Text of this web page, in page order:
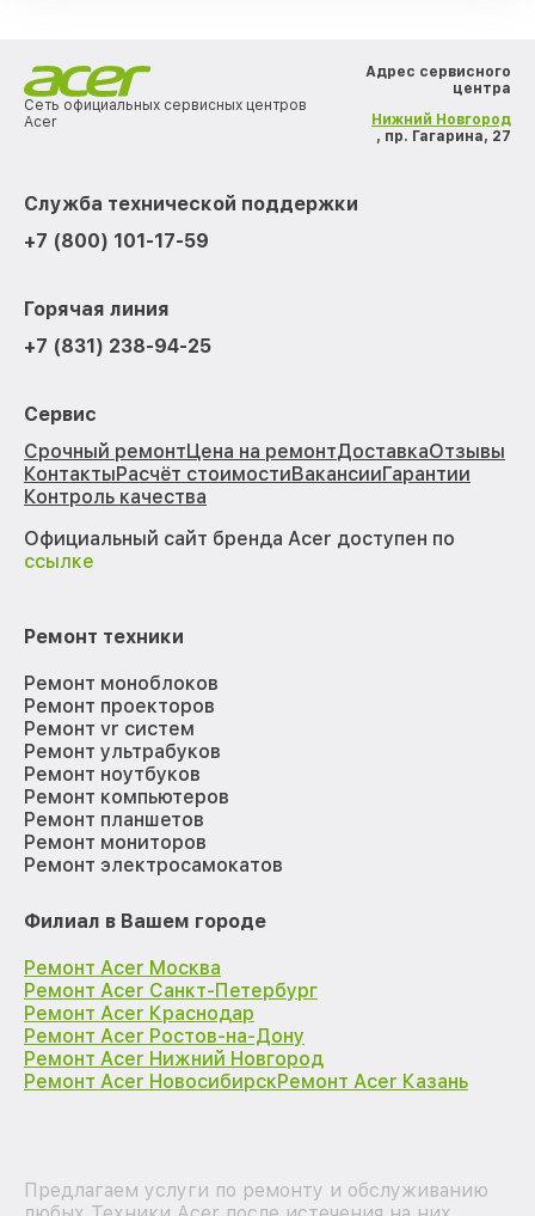
Сеть официальных сервисных центров
Acer
Адрес сервисного
центра
Нижний Новгород
, пр. Гагарина, 27
Служба технической поддержки
+7 (800) 101-17-59
Горячая линия
+7 (831) 238-94-25
Сервис
Срочный ремонтЦена на ремонтДоставкаОтзывы
КонтактыРасчёт стоимостиВакансииГарантии
Контроль качества
Официальный сайт бренда Acer доступен по
ссылке
Ремонт техники
Ремонт моноблоков
Ремонт проекторов
Ремонт vr систем
Ремонт ультрабуков
Ремонт ноутбуков
Ремонт компьютеров
Ремонт планшетов
Ремонт мониторов
Ремонт электросамокатов
Филиал в Вашем городе
Ремонт Acer Москва
Ремонт Acer Санкт-Петербург
Ремонт Acer Краснодар
Ремонт Acer Ростов-на-Дону
Ремонт Acer Нижний Новгород
Ремонт Acer НовосибирскРемонт Acer Казань
Предлагаем услуги по ремонту и обслуживанию